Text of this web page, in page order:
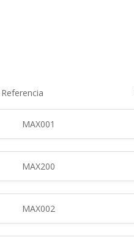
Referencia
MAX001
MAX200
MAX002